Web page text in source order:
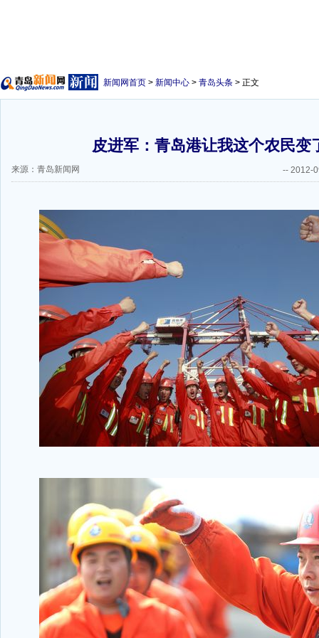
新闻网首页 > 新闻中心 > 青岛头条 > 正文
皮进军：青岛港让我这个农民变
来源：青岛新闻网 -- 2012-